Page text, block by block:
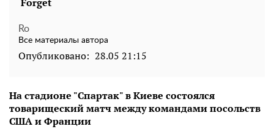
Ro
Все материалы автора
Опубликовано: 28.05 21:15
На стадионе "Спартак" в Киеве состоялся
товарищеский матч между командами посольств
США и Франции